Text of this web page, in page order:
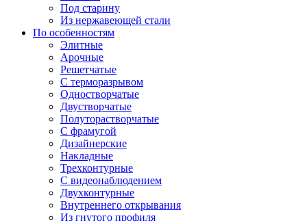
Под старину
Из нержавеющей стали
По особенностям
Элитные
Арочные
Решетчатые
С терморазрывом
Одностворчатые
Двустворчатые
Полуторастворчатые
С фрамугой
Дизайнерские
Накладные
Трехконтурные
С видеонаблюдением
Двухконтурные
Внутреннего открывания
Из гнутого профиля